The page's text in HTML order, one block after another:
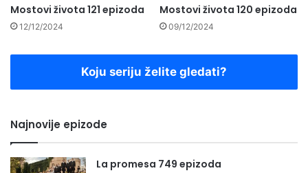
Mostovi života 121 epizoda
12/12/2024
Mostovi života 120 epizoda
09/12/2024
Koju seriju želite gledati?
Najnovije epizode
La promesa 749 epizoda